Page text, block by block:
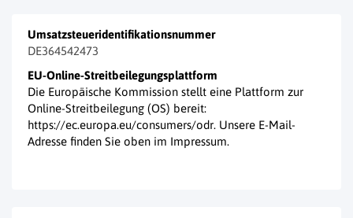
Umsatzsteueridentifikationsnummer
DE364542473
EU-Online-Streitbeilegungsplattform
Die Europäische Kommission stellt eine Plattform zur
Online-Streitbeilegung (OS) bereit:
https://ec.europa.eu/consumers/odr. Unsere E-Mail-
Adresse finden Sie oben im Impressum.